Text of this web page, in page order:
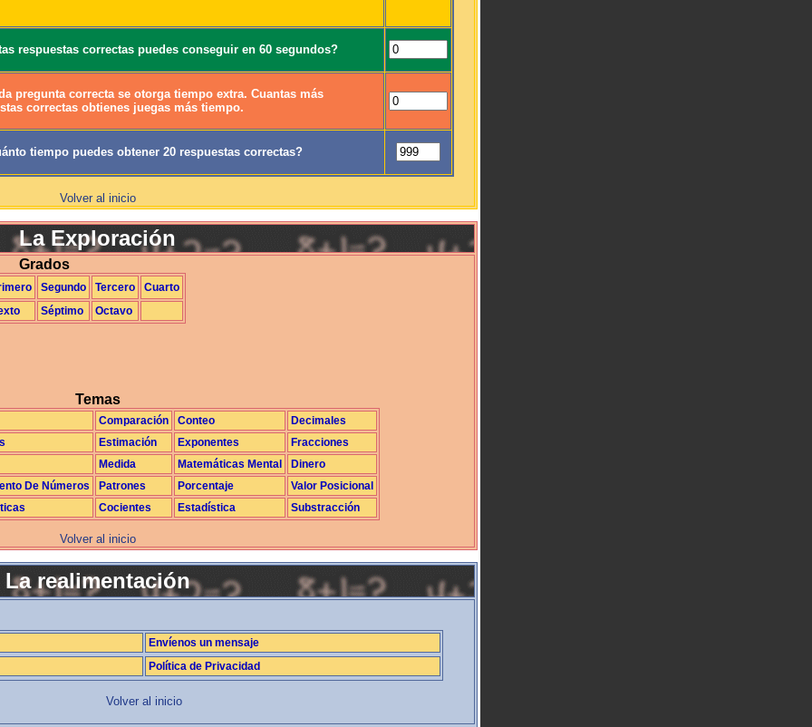
respuestas correctas puedes conseguir en 60 segundos?
pregunta correcta se otorga tiempo extra. Cuantas más
correctas obtienes juegas más tiempo.
tiempo puedes obtener 20 respuestas correctas?
Volver al inicio
La Exploración
Grados
Segundo Tercero
Cuarto
Séptimo Octavo
Temas
Comparación Conteo
Decimales
Estimación Exponentes
Fracciones
Medida
Matemáticas Mental
Dinero
De Números
Patrones Porcentaje
Valor Posicional
Cocientes Estadística Substracción
Volver al inicio
La realimentación
Envíenos un mensaje
Política de Privacidad
Volver al inicio